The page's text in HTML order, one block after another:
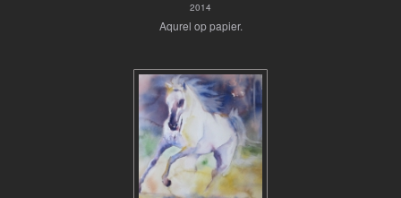
2014
Aqurel op papier.